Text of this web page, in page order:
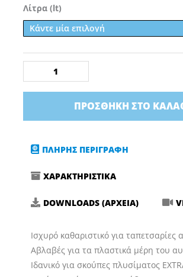
Λίτρα (lt)
Καθαριστικό
Ταπετσαρίας,
Υφασμάτων
Dextra
Polarchem
ποσότητα
ΠΡΟΣΘΉΚΗ ΣΤΟ
ΠΛΗΡΗΣ ΠΕΡΙΓΡΑΦΗ
ΧΑΡΑΚΤΗΡΙΣΤΙΚΑ
DOWNLOADS (ΑΡΧΕΙΑ)
Ισχυρό καθαριστικό για ταπετσαρίες
Αβλαβές για τα πλαστικά μέρη του
Ιδανικό για σκούπες πλυσίματος